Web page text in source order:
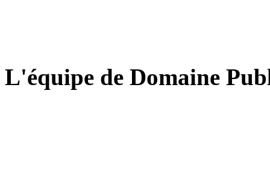
L'équipe de Domaine